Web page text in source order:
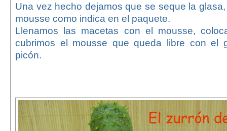
Una vez hecho dejamos que se seque la
mousse como indica en el paquete.
Llenamos las macetas con el mousse,
cubrimos el mousse que queda libre con el
picón.